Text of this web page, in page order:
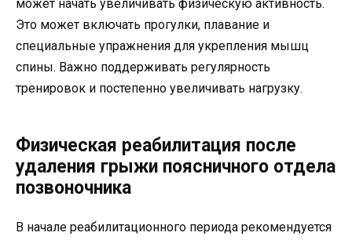
может начать увеличивать физическую активность.
Это может включать прогулки, плавание и
специальные упражнения для укрепления мышц
спины. Важно поддерживать регулярность
тренировок и постепенно увеличивать нагрузку.
Физическая реабилитация после
удаления грыжи поясничного отдела
позвоночника
В начале реабилитационного периода рекомендуется